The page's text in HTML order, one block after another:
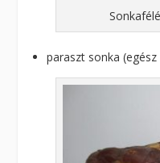
paraszt sonka